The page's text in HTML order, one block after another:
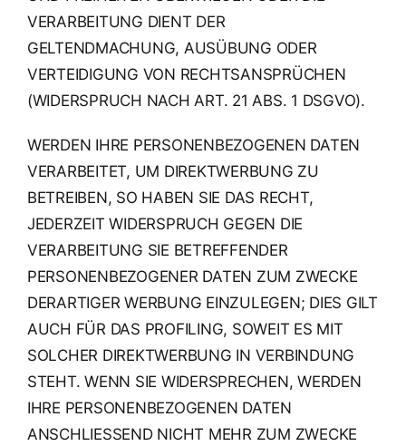
VERARBEITUNG DIENT DER
GELTENDMACHUNG, AUSÜBUNG ODER
VERTEIDIGUNG VON RECHTSANSPRÜCHEN
(WIDERSPRUCH NACH ART. 21 ABS. 1 DSGVO).
WERDEN IHRE PERSONENBEZOGENEN DATEN
VERARBEITET, UM DIREKTWERBUNG ZU
BETREIBEN, SO HABEN SIE DAS RECHT,
JEDERZEIT WIDERSPRUCH GEGEN DIE
VERARBEITUNG SIE BETREFFENDER
PERSONENBEZOGENER DATEN ZUM ZWECKE
DERARTIGER WERBUNG EINZULEGEN; DIES GILT
AUCH FÜR DAS PROFILING, SOWEIT ES MIT
SOLCHER DIREKTWERBUNG IN VERBINDUNG
STEHT. WENN SIE WIDERSPRECHEN, WERDEN
IHRE PERSONENBEZOGENEN DATEN
ANSCHLIESSEND NICHT MEHR ZUM ZWECKE